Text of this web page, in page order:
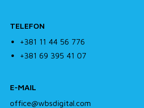
TELEFON
+381 11 44 56 776
+381 69 395 41 07
E-MAIL
office@wbsdigital.com